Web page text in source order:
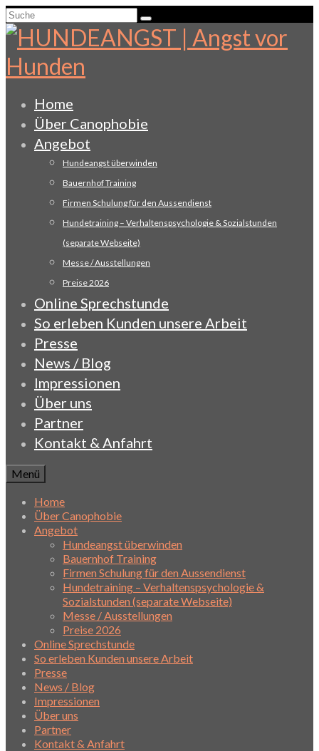
Suche
nach:
Home
Über Canophobie
Angebot
Hundeangst überwinden
Bauernhof Training
Firmen Schulung für den Aussendienst
Hundetraining – Verhaltenspsychologie & Sozialstunden
(separate Webseite)
Messe / Ausstellungen
Preise 2026
Online Sprechstunde
So erleben Kunden unsere Arbeit
Presse
News / Blog
Impressionen
Über uns
Partner
Kontakt & Anfahrt
Menü
Home
Über Canophobie
Angebot
Hundeangst überwinden
Bauernhof Training
Firmen Schulung für den Aussendienst
Hundetraining – Verhaltenspsychologie &
Sozialstunden (separate Webseite)
Messe / Ausstellungen
Preise 2026
Online Sprechstunde
So erleben Kunden unsere Arbeit
Presse
News / Blog
Impressionen
Über uns
Partner
Kontakt & Anfahrt